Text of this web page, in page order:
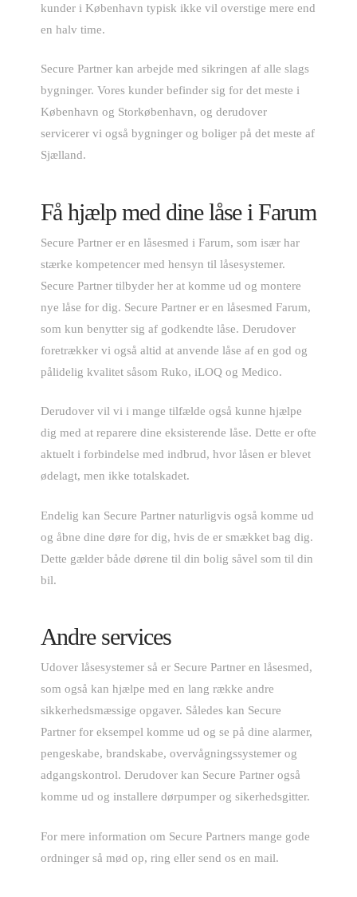
kunder i København typisk ikke vil overstige mere end
en halv time.
Secure Partner kan arbejde med sikringen af alle slags
bygninger. Vores kunder befinder sig for det meste i
København og Storkøbenhavn, og derudover
servicerer vi også bygninger og boliger på det meste af
Sjælland.
Få hjælp med dine låse i Farum
Secure Partner er en låsesmed i Farum, som især har
stærke kompetencer med hensyn til låsesystemer.
Secure Partner tilbyder her at komme ud og montere
nye låse for dig. Secure Partner er en låsesmed Farum,
som kun benytter sig af godkendte låse. Derudover
foretrækker vi også altid at anvende låse af en god og
pålidelig kvalitet såsom Ruko, iLOQ og Medico.
Derudover vil vi i mange tilfælde også kunne hjælpe
dig med at reparere dine eksisterende låse. Dette er ofte
aktuelt i forbindelse med indbrud, hvor låsen er blevet
ødelagt, men ikke totalskadet.
Endelig kan Secure Partner naturligvis også komme ud
og åbne dine døre for dig, hvis de er smækket bag dig.
Dette gælder både dørene til din bolig såvel som til din
bil.
Andre services
Udover låsesystemer så er Secure Partner en låsesmed,
som også kan hjælpe med en lang række andre
sikkerhedsmæssige opgaver. Således kan Secure
Partner for eksempel komme ud og se på dine alarmer,
pengeskabe, brandskabe, overvågningssystemer og
adgangskontrol. Derudover kan Secure Partner også
komme ud og installere dørpumper og sikerhedsgitter.
For mere information om Secure Partners mange gode
ordninger så mød op, ring eller send os en mail.